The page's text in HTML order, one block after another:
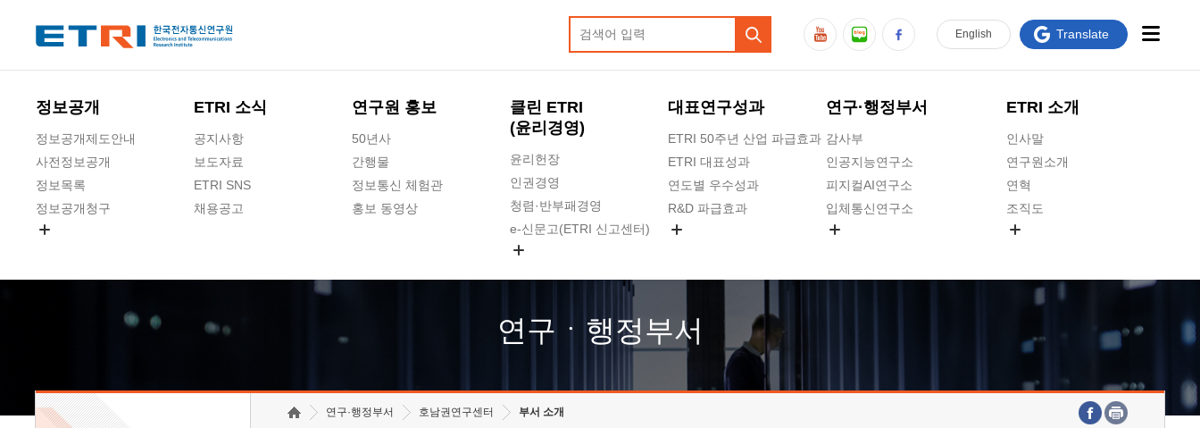
정보공개
정보공개제도안내
사전정보공개
정보목록
정보공개청구
ETRI 소식
공지사항
보도자료
ETRI SNS
채용공고
연구원 홍보
50년사
간행물
정보통신 체험관
홍보 동영상
클린 ETRI
(윤리경영)
윤리헌장
인권경영
청렴·반부패경영
e-신문고(ETRI 신고센터)
고객의소리
수의계약 현황
대표연구성과
ETRI 50주년 산업 파급효과
ETRI 대표성과
연도별 우수성과
R&D 파급효과
연구·행정부서
감사부
인공지능연구소
피지컬AI연구소
입체통신연구소
호남권연구본부
ETRI 소개
인사말
연구원소개
연혁
조직도
연구원 고객헌장
주요업무연락처
English Translate
연구ㆍ행정부서
연구·행정부서 호남권연구센터 부서 소개